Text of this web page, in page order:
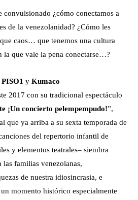
convulsionado ¿cómo conectamos a
de la venezolanidad? ¿Cómo les
caos… que tenemos una cultura
la que vale la pena conectarse…?
PISO1 y Kumaco
2017 con su tradicional espectáculo
¡Un concierto pelempempudo!”,
que ya arriba a su sexta temporada de
del repertorio infantil de
y elementos teatrales– siembra
las familias venezolanas,
de nuestra idiosincrasia, e
momento histórico especialmente